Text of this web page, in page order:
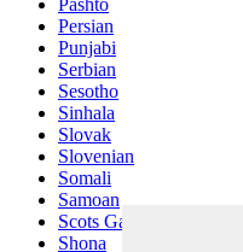
Pashto
Persian
Punjabi
Serbian
Sesotho
Sinhala
Slovak
Slovenian
Somali
Samoan
Scots Gaelic
Shona